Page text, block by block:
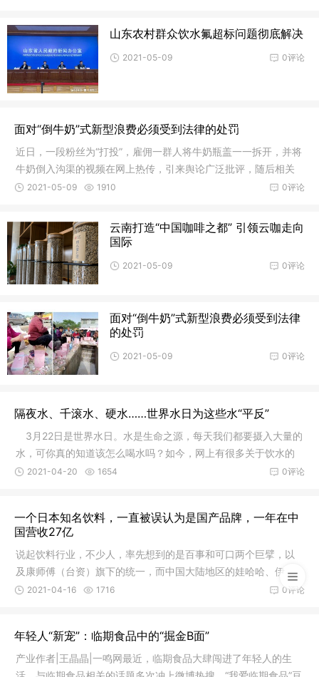
山东农村群众饮水氟超标问题彻底解决
0评论
2021-05-09
面对“倒牛奶”式新型浪费必须受到法律的处罚
近日，一段粉丝为“打投”，雇佣一群人将牛奶瓶盖一一拆开，并将
牛奶倒入沟渠的视频在网上热传，引来舆论广泛批评，随后相关
综艺
0评论
2021-05-09 1910
云南打造“中国咖啡之都” 引领云咖走向
国际
0评论
2021-05-09
面对“倒牛奶”式新型浪费必须受到法律
的处罚
0评论
2021-05-09
隔夜水、千滚水、硬水……世界水日为这些水“平反”
3月22日是世界水日。水是生命之源，每天我们都要摄入大量的
水，可你真的知道该怎么喝水吗？如今，网上有很多关于饮水的
说法，
0评论
2021-04-20 1654
一个日本知名饮料，一直被误认为是国产品牌，一年在中
国营收27亿
说起饮料行业，不少人，率先想到的是百事和可口两个巨擘，以
及康师傅（台资）旗下的统一，而中国大陆地区的娃哈哈、伊
利、蒙牛、
0评论
2021-04-16 1716
年轻人“新宠”：临期食品中的“掘金B面”
产业作者|王晶晶|一鸣网最近，临期食品大肆闯进了年轻人的生